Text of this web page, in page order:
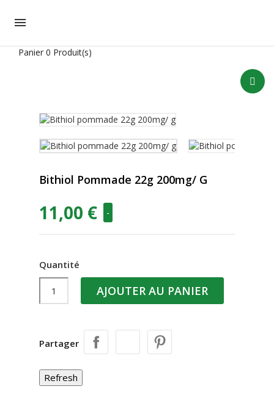

Panier 0 Produit(s)
Bithiol Pommade 22g 200mg/ G
11,00 € -
Quantité
AJOUTER AU PANIER
Partager